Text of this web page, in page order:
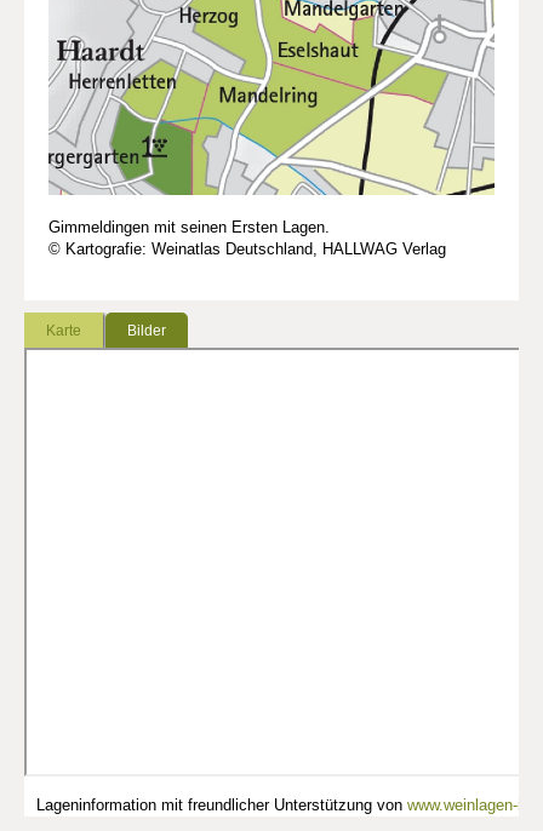
Gimmeldingen mit seinen Ersten Lagen.
© Kartografie: Weinatlas Deutschland, HALLWAG Verlag
Karte Bilder
Lageninformation mit freundlicher Unterstützung von www.weinlagen-